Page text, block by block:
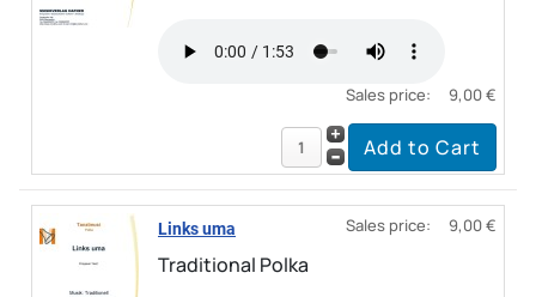
Sales price: 9,00 €
Links uma
Traditional Polka
Sales price: 9,00 €